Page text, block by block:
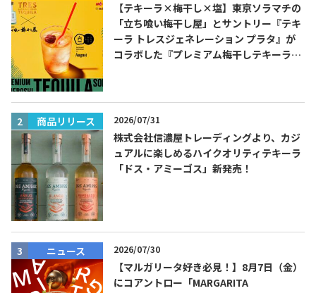
【テキーラ×梅干し×塩】東京ソラマチの
「立ち喰い梅干し屋」とサントリー『テキ
ーラ トレスジェネレーション プラタ』が
コラボした『プレミアム梅干しテキーラソ
商品リリース 2026/07/31
株式会社信濃屋トレーディングより、カジ
ュアルに楽しめるハイクオリティテキーラ
「ドス・アミーゴス」新発売！
ニュース 2026/07/30
【マルガリータ好き必見！】8月7日（金）
にコアントロー「MARGARITA